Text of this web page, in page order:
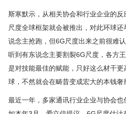
斯寒默示，从相关协会和行业企业的
尺度全球框架就会被推出，对此环球
说念主抢跑，但6G尺度出来之前很难
听到有东说念主要割裂6G尺度，各方
是对技能最佳的赋能，只好这么材干
球，不然就会在畴昔变成宏大的本钱奢
最近一年，多家通讯行业企业与协会